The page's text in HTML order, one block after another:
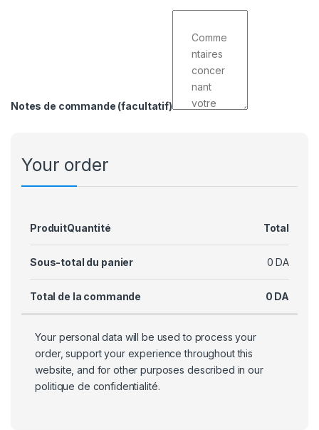
Notes de commande (facultatif)
Your order
ProduitQuantité Total
Sous-total du panier 0 DA
Total de la commande 0 DA
Your personal data will be used to process your
order, support your experience throughout this
website, and for other purposes described in our
politique de confidentialité.